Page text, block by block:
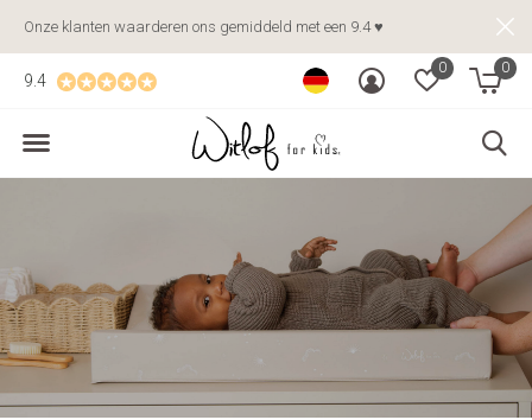
0 0
9.4
Onze klanten waarderen ons gemiddeld met een 9.4 ♥